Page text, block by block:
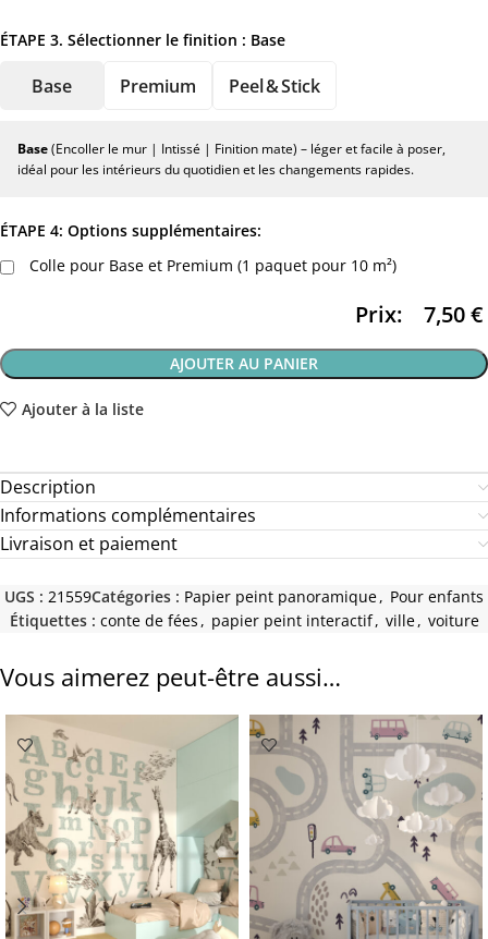
ÉTAPE 3. Sélectionner le finition : Base
Base Premium Peel & Stick
Base(Encoller le mur | Intissé | Finition mate) – léger et facile à poser,
idéal pour les intérieurs du quotidien et les changements rapides.
ÉTAPE 4: Options supplémentaires:
Colle pour Base et Premium (1 paquet pour 10 m²)
Prix: 7,50€
AJOUTER AU PANIER
Ajouter à la liste
Description
Informations complémentaires
Livraison et paiement
UGS : 21559Catégories : Papier peint panoramique, Pour enfants
Étiquettes : conte de fées , papier peint interactif, ville, voiture
Vous aimerez peut-être aussi…